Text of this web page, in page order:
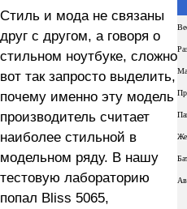
Стиль и мода не связаны
друг с другом, а говоря о
стильном ноутбуке, сложно
вот так запросто выделить,
почему именно эту модель
производитель считает
наиболее стильной в
модельном ряду. В нашу
тестовую лабораторию
попал Bliss 5065,